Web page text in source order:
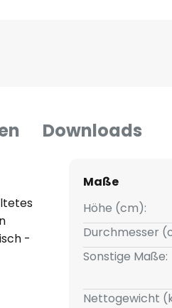
Downloads
-
Maße
Höhe (cm):
Durchmesser
Sonstige Maße:
Nettogewicht